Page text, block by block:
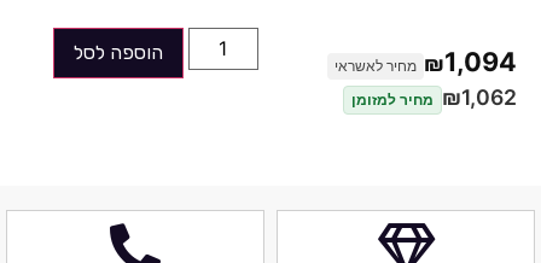
צורת מסךקעור
HDRDisplayHDR400
קצב רענון165HZ (170HZ OC)
סוגי חיבורים2XHDMI+DP
רמקוליםיש
₪1,094 מחיר לאשראי
₪1,062 מחיר למזומן
הוספה לסל